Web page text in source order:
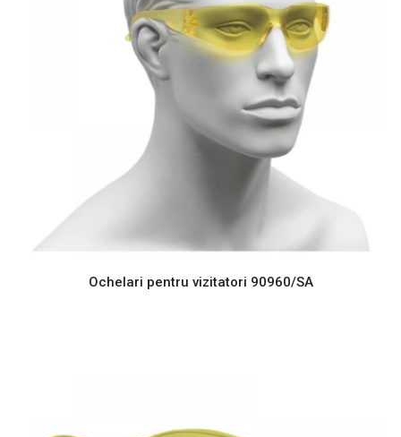
Ochelari pentru vizitatori 90960/SA